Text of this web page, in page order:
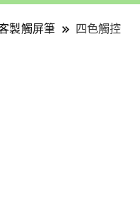
製觸屏筆
四色觸控